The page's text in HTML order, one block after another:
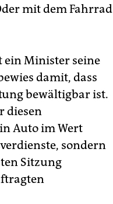
mit dem Fahrrad
ein Minister seine
damit, dass
bewältigbar ist.
diesen
Auto im Wert
sondern
Sitzung